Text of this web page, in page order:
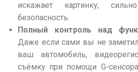
искажает картинку,
безопасность.
Полный контроль над
Даже если сами вы не
ваш автомобиль,
съёмку при помощи G-